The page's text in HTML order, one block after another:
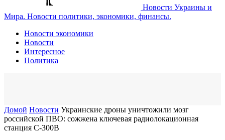
Новости Украины и
Мира. Новости политики, экономики, финансы.
Новости экономики
Новости
Интересное
Политика
Домой Новости Украинские дроны уничтожили мозг
российской ПВО: сожжена ключевая радиолокационная
станция С-300В